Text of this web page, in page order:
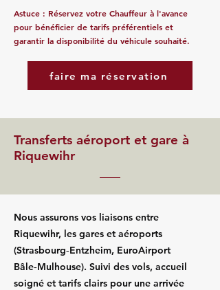
Astuce : Réservez votre Chauffeur à l'avance
pour bénéficier de tarifs préférentiels et
garantir la disponibilité du véhicule souhaité.
faire ma réservation
Transferts aéroport et gare à
Riquewihr
Nous assurons vos liaisons entre
Riquewihr, les gares et aéroports
(Strasbourg‑Entzheim, EuroAirport
Bâle‑Mulhouse). Suivi des vols, accueil
soigné et tarifs clairs pour une arrivée